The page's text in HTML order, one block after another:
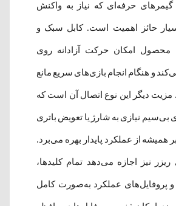
گیمرهای حرفه‌ای که نیاز به واکنش
حائز اهمیت است. کابل سبک و
محصول امکان حرکت آزادانه روی
و هنگام انجام بازی‌های سریع مانع
دیگر این نوع اتصال آن است که
نیازی به شارژ یا تعویض باتری
همیشه از عملکرد پایدار بهره می‌برد.
ریزر نیز اجازه می‌دهد تمام کلیدها،
نورپردازی RGB و پروفایل‌های عملکرد به‌صورت کامل